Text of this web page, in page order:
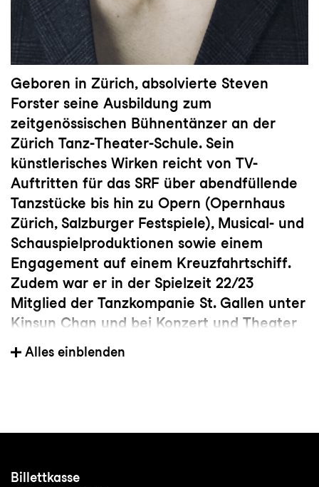
Geboren in Zürich, absolvierte Steven
Forster seine Ausbildung zum
zeitgenössischen Bühnentänzer an der
Zürich Tanz-Theater-Schule. Sein
künstlerisches Wirken reicht von TV-
Auftritten für das SRF über abendfüllende
Tanzstücke bis hin zu Opern (Opernhaus
Zürich, Salzburger Festspiele), Musical- und
Schauspielproduktionen sowie einem
Engagement auf einem Kreuzfahrtschiff.
Zudem war er in der Spielzeit 22/23
Mitglied der Tanzkompanie St. Gallen unter
Kinsun Chan und bei Konzert und Theater
St.Gallen auch der Oper
in der Regie von Krystian Lada zu sehen.
Alles einblenden
Billettkasse